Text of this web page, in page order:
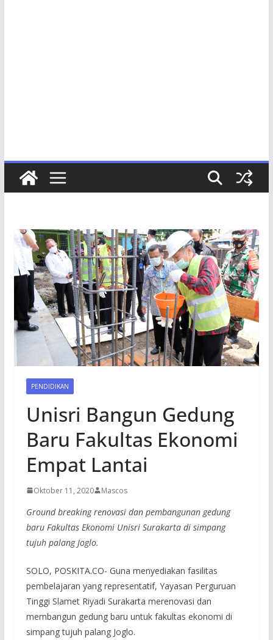
PENDIDIKAN
Unisri Bangun Gedung
Baru Fakultas Ekonomi
Empat Lantai
Oktober 11, 2020 Mascos
Ground breaking renovasi dan pembangunan gedung
baru Fakultas Ekonomi Unisri Surakarta di simpang
tujuh palang Joglo.
SOLO, POSKITA.CO- Guna menyediakan fasilitas
pembelajaran yang representatif, Yayasan Perguruan
Tinggi Slamet Riyadi Surakarta merenovasi dan
membangun gedung baru untuk fakultas ekonomi di
simpang tujuh palang Joglo.